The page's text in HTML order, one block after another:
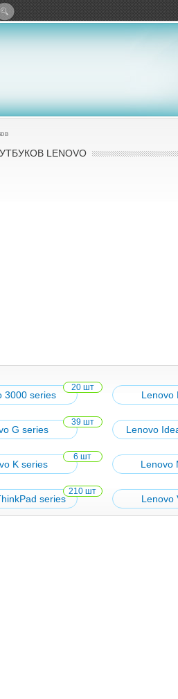
LENOVO
3000 series
20 шт
Lenovo
G series
39 шт
Lenovo
K series
6 шт
Lenovo
series
210 шт
Lenovo